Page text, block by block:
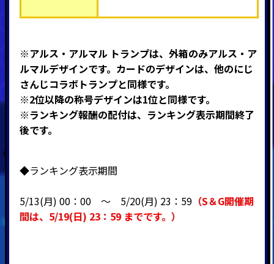
※アルス・アルマル トランプは、 外箱のみアルス・ア
ルマルデザインです。カードのデザインは、他のにじ
さんじコラボトランプと同様です。
※2位以降の称号デザインは1位と同様です。
※ランキング報酬の配付は、ランキング表示期間終了
後です。
◆ランキング表示期間
5/13(月) 00：00 ～ 5/20(月) 23：59（S＆G開催期
間は、5/19(日) 23：59 までです。）